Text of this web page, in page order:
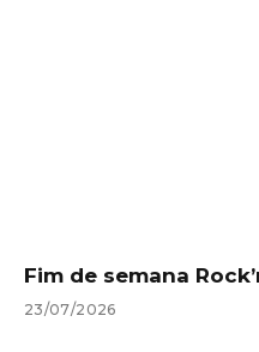
Fim de semana
23/07/2026